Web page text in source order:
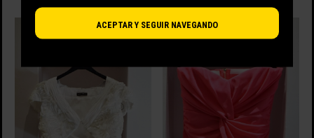
ACEPTAR Y SEGUIR NAVEGANDO